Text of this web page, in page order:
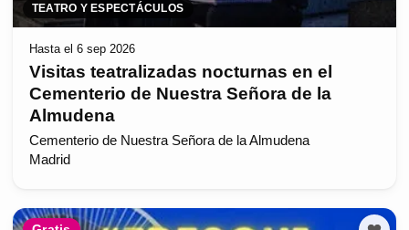
TEATRO Y ESPECTÁCULOS
Hasta el 6 sep 2026
Visitas teatralizadas nocturnas en el
Cementerio de Nuestra Señora de la
Almudena
Cementerio de Nuestra Señora de la Almudena
Madrid